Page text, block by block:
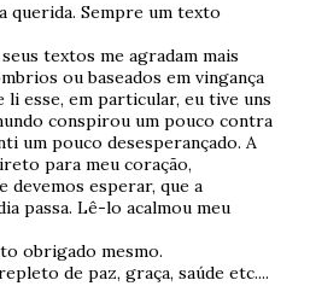
querida. Sempre um texto
textos me agradam mais
ou baseados em vingança
li esse, em particular, eu tive uns
conspirou um pouco contra
um pouco desesperançado. A
para meu coração,
devemos esperar, que a
passa. Lê-lo acalmou meu
obrigado mesmo.
de paz, graça, saúde etc....